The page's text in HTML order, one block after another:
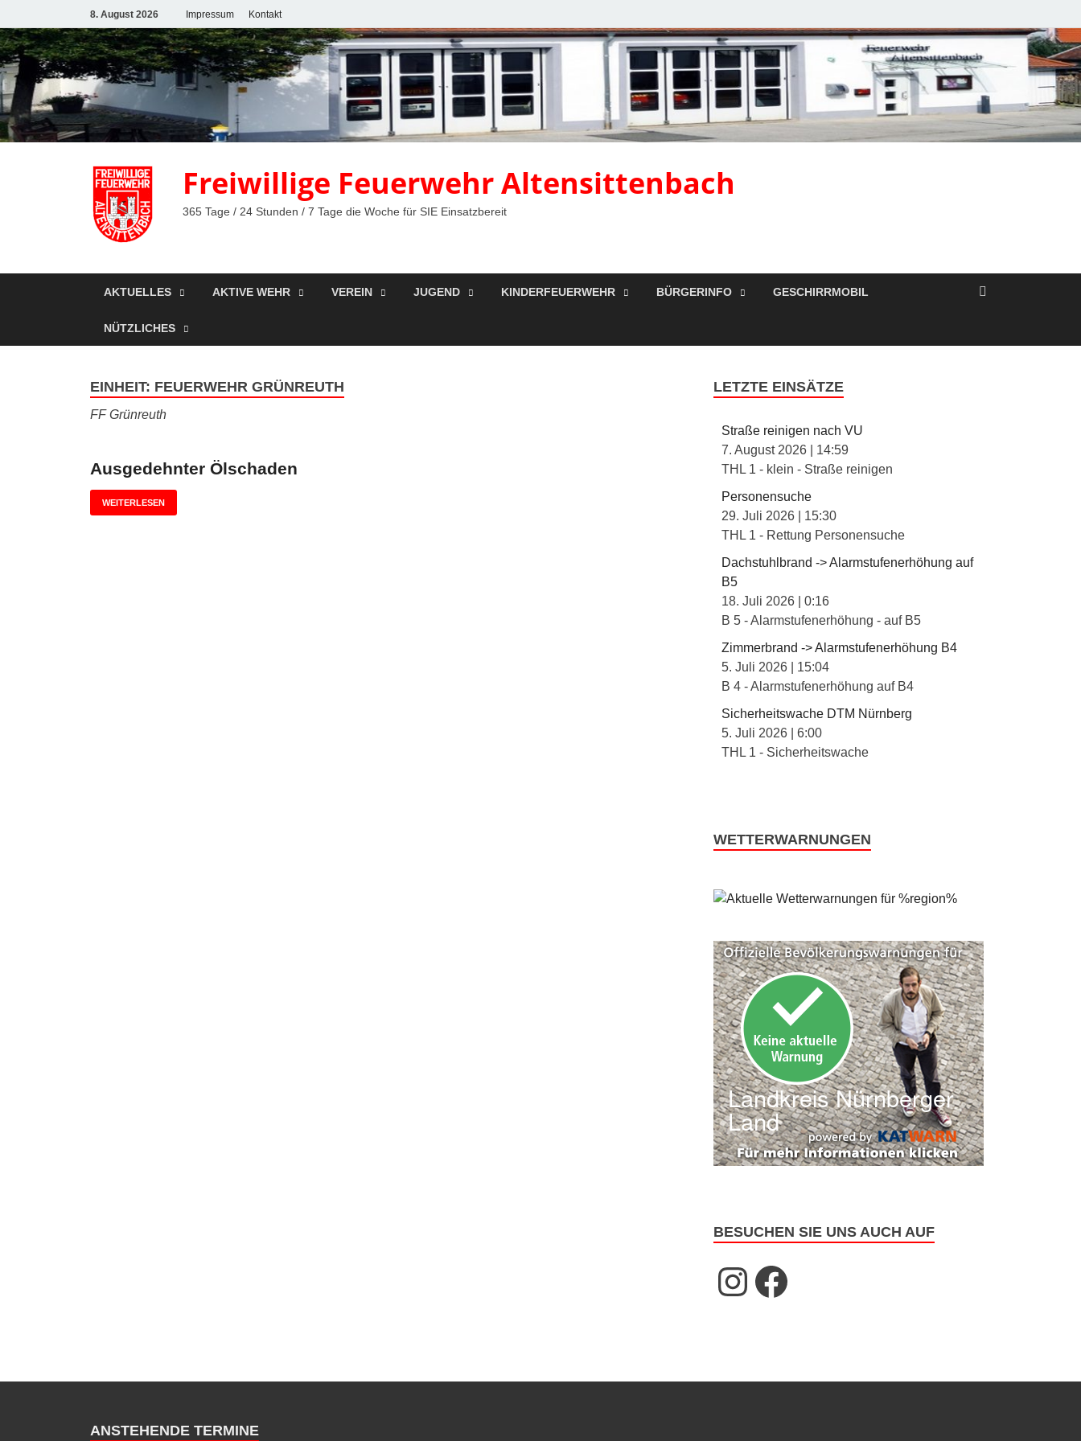
8. August 2026 Impressum Kontakt
Freiwillige Feuerwehr Altensittenbach
365 Tage / 24 Stunden / 7 Tage die Woche für SIE Einsatzbereit
AKTUELLES AKTIVE WEHR VEREIN JUGEND KINDERFEUERWEHR BÜRGERINFO GESCHIRRMOBIL
NÜTZLICHES
EINHEIT: FEUERWEHR GRÜNREUTH
FF Grünreuth
Ausgedehnter Ölschaden
WEITERLESEN
LETZTE EINSÄTZE
Straße reinigen nach VU
7. August 2026
14:59
THL 1 - klein - Straße reinigen
Personensuche
29. Juli 2026
15:30
THL 1 - Rettung Personensuche
Dachstuhlbrand -> Alarmstufenerhöhung auf
B5
18. Juli 2026 |0:16
B 5 - Alarmstufenerhöhung - auf B5
Zimmerbrand -> Alarmstufenerhöhung B4
5. Juli 2026
15:04
B 4 - Alarmstufenerhöhung auf B4
Sicherheitswache DTM Nürnberg
5. Juli 2026 |6:00
THL 1 - Sicherheitswache
WETTERWARNUNGEN
BESUCHEN SIE UNS AUCH AUF
ANSTEHENDE TERMINE